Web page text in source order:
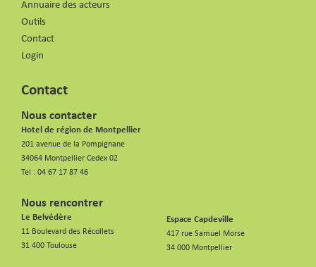
Annuaire des acteurs
Outils
Contact
Login
Contact
Nous contacter
Hotel de région de Montpellier
201 avenue de la Pompignane
34064 Montpellier Cedex 02
Tel : 04 67 17 87 46
Nous rencontrer
Le Belvédère
11 Boulevard des Récollets
31 400 Toulouse
Espace Capdeville
417 rue Samuel Morse
34 000 Montpellier